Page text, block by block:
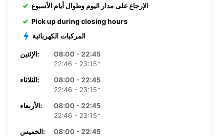
الإرجاع على مدار اليوم وطوال أيام الأسبوع
Pick up during closing hours
المركبات الكهربائية
الإثنين:
08:00 - 22:45
22:46 - 23:15*
الثلاثاء:
08:00 - 22:45
22:46 - 23:15*
الأربعاء:
08:00 - 22:45
22:46 - 23:15*
الخميس:
08:00 - 22:45